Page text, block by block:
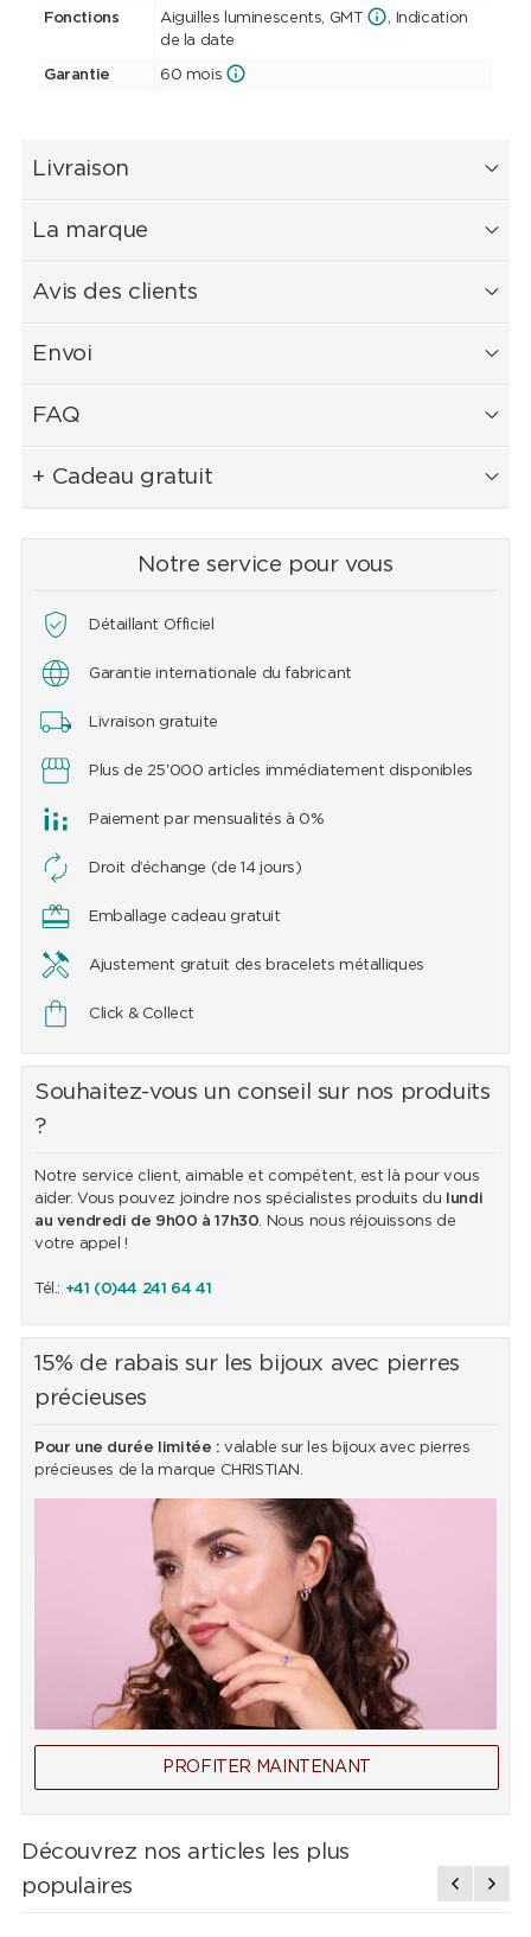
Fonctions Aiguilles luminescents, GMT
, Indication
de la date
Garantie 60 mois
Livraison
La marque
Avis des clients
Envoi
FAQ
+ Cadeau gratuit
Notre service pour vous
Détaillant Officiel
Garantie internationale du fabricant
Livraison gratuite
Plus de 25'000 articles immédiatement disponibles
Paiement par mensualités à 0%
Droit d’échange (de 14 jours)
Emballage cadeau gratuit
Ajustement gratuit des bracelets métalliques
Click & Collect
Souhaitez-vous un conseil sur nos produits
?
Notre service client, aimable et compétent, est là pour vous
aider. Vous pouvez joindre nos spécialistes produits du
lundi
au vendredi de 9h00 à 17h30. Nous nous réjouissons de
votre appel !
Tél.: +41 (0)44 241 64 41
15% de rabais sur les bijoux avec pierres
précieuses
Pour une durée limitée : valable sur les bijoux avec pierres
précieuses de la marque CHRISTIAN.
PROFITER MAINTENANT
Découvrez nos articles les plus
populaires